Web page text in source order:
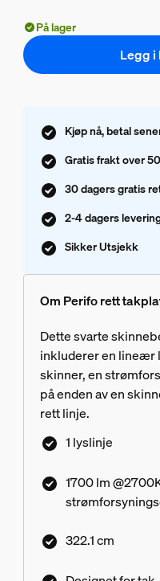
På lager
Legg i
Kjøp nå, betal
Gratis frakt over
30 dagers gratis
2-4 dagers
Sikker Utsjekk
Om Perifo rett
Dette svarte
inkluderer en lineær
skinner, en
på enden av en
rett linje.
1 lyslinje
1700 lm
322.1 cm